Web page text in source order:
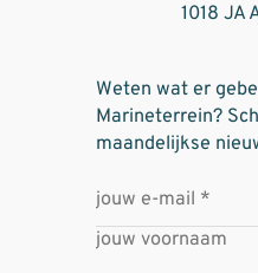
1018 JA
Weten wat er
Marineterrein?
maandelijkse